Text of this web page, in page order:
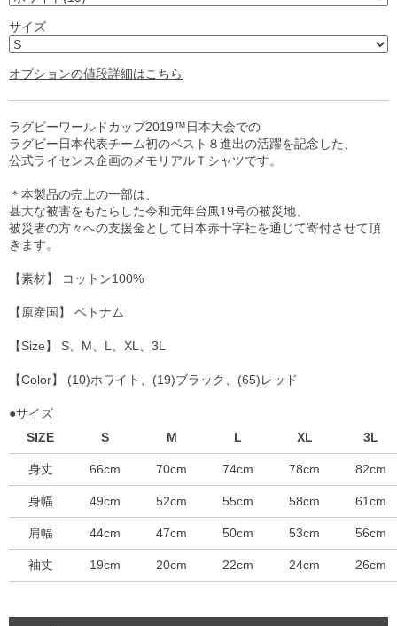
サイズ
オプションの値段詳細はこちら
ラグビーワールドカップ2019™日本大会での
ラグビー日本代表チーム初のベスト８進出の活躍を記念した、
公式ライセンス企画のメモリアルＴシャツです。
＊本製品の売上の一部は、
甚大な被害をもたらした令和元年台風19号の被災地、
被災者の方々への支援金として日本赤十字社を通じて寄付させて頂
きます。
【素材】 コットン100%
【原産国】 ベトナム
【Size】 S、M、L、XL、3L
【Color】 (10)ホワイト、(19)ブラック、(65)レッド
●サイズ
SIZE
S M L XL 3L
身丈 66cm 70cm 74cm 78cm 82cm
身幅 49cm 52cm 55cm 58cm 61cm
肩幅 44cm 47cm 50cm 53cm 56cm
袖丈 19cm 20cm 22cm 24cm 26cm